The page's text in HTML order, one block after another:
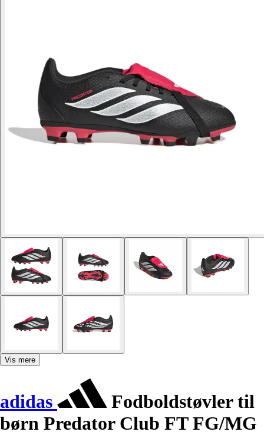
Vis mere
adidas
Fodboldstøvler til
børn Predator Club FT FG/MG